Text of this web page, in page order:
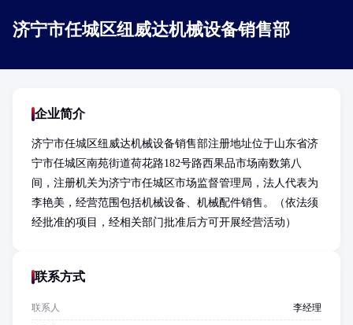
济宁市任城区纽威达机械设备销售部
企业简介
济宁市任城区纽威达机械设备销售部注册地址位于山东省济
宁市任城区南苑街道荷花路182号路西果品市场南数第八
间，注册机关为济宁市任城区市场监督管理局，法人代表为
李艳美，经营范围包括机械设备、机械配件销售。（依法须
经批准的项目，经相关部门批准后方可开展经营活动）
联系方式
联系人 李经理